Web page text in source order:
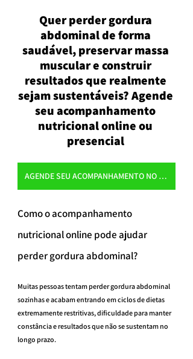
Quer perder gordura
abdominal de forma
saudável, preservar massa
muscular e construir
resultados que realmente
sejam sustentáveis? Agende
seu acompanhamento
nutricional online ou
presencial
AGENDE SEU ACOMPANHAMENTO NO WHATSAPP
Como o acompanhamento
nutricional online pode ajudar
perder gordura abdominal?
Muitas pessoas tentam perder gordura abdominal
sozinhas e acabam entrando em ciclos de dietas
extremamente restritivas, dificuldade para manter
constância e resultados que não se sustentam no
longo prazo.